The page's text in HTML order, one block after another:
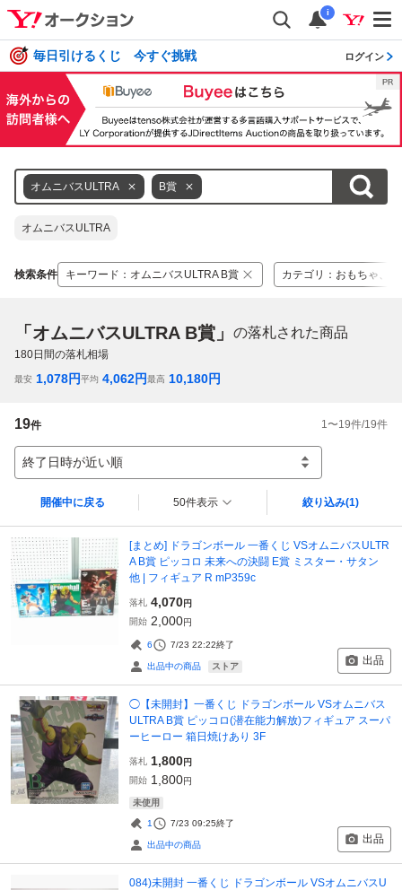
i
毎日引けるくじ 今すぐ挑戦 ログイン
オムニバスULTRA B賞
オムニバスULTRA
検索条件 キーワード ： オムニバスULTRA B賞 カテゴリ ： おもちゃ、
「オムニバスULTRA B賞」 の落札された商品
180日間の落札相場
最安 1,078円平均 4,062円最高 10,180円
19件 1 〜19件/19件
終了日時が近い順
開催中に戻る 50件表示 絞り込み(1)
[まとめ] ドラゴンボール 一番くじ VSオムニバスULTR
A B賞 ピッコロ 未来への決闘 E賞 ミスター・サタン
他 | フィギュア R mP359c
落札 4,070円
開始 2,000円
6 7/23 22:22終了
出品中の商品 ストア 出品
◯【未開封】一番くじ ドラゴンボール VSオムニバス
ULTRA B賞 ピッコロ(潜在能力解放)フィギュア スーパ
ーヒーロー 箱日焼けあり 3F
落札 1,800円
開始 1,800円
未使用
1 7/23 09:25終了
出品中の商品 出品
084)未開封 一番くじ ドラゴンボール VSオムニバスU